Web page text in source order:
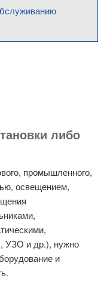
либо
промышленного,
освещением,
УЗО и др.), нужно
и